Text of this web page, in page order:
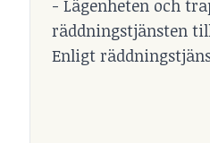
- Lägenheten och
räddningstjänsten
Enligt